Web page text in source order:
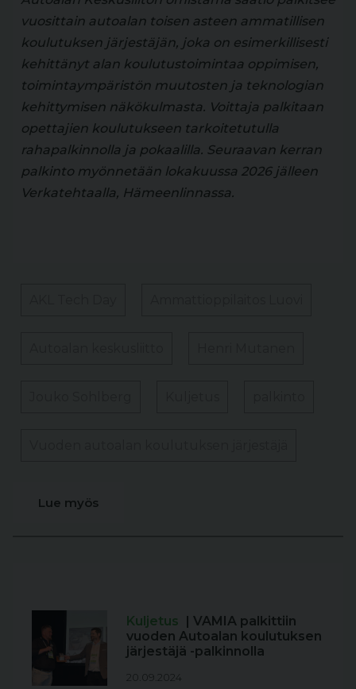
vuosittain autoalan toisen asteen ammatillisen
koulutuksen järjestäjän, joka on esimerkillisesti
kehittänyt alan koulutustoimintaa oppimisen,
toimintaympäristön muutosten ja teknologian
kehittymisen näkökulmasta. Voittaja palkitaan
opettajien koulutukseen tarkoitetutulla
rahapalkinnolla ja pokaalilla. Seuraavan kerran
palkinto myönnetään lokakuussa 2026 jälleen
Verkatehtaalla, Hämeenlinnassa.
Lue myös
Kuljetus | VAMIA palkittiin
vuoden Autoalan koulutuksen
järjestäjä -palkinnolla
20.09.2024